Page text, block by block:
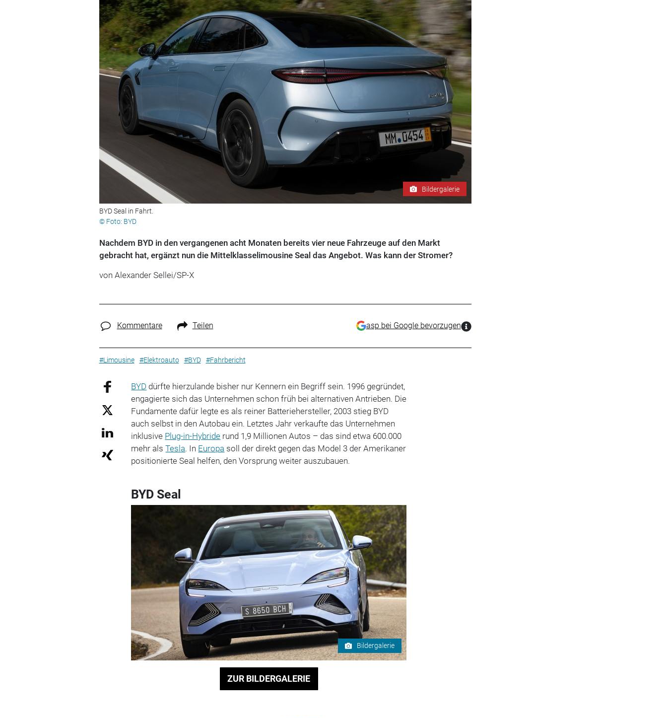
Bildergalerie
BYD Seal in Fahrt.
© Foto: BYD
Nachdem BYD in den vergangenen acht Monaten bereits vier neue Fahrzeuge auf den Markt
gebracht hat, ergänzt nun die Mittelklasselimousine Seal das Angebot. Was kann der Stromer?
von Alexander Sellei/SP-X
Kommentare Teilen asp bei Google bevorzugen
#Limousine #Elektroauto #BYD #Fahrbericht
BYD dürfte hierzulande bisher nur Kennern ein Begriff sein. 1996 gegründet,
engagierte sich das Unternehmen schon früh bei alternativen Antrieben. Die
Fundamente dafür legte es als reiner Batteriehersteller, 2003 stieg BYD
auch selbst in den Autobau ein. Letztes Jahr verkaufte das Unternehmen
inklusive Plug-in-Hybride rund 1,9 Millionen Autos – das sind etwa 600.000
mehr alsTesla. In Europa soll der direkt gegen das Model 3 der Amerikaner
positionierte Seal helfen, den Vorsprung weiter auszubauen.
BYD Seal
Bildergalerie
ZUR BILDERGALERIE